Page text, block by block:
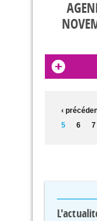
PAGES
‹
5
6 7